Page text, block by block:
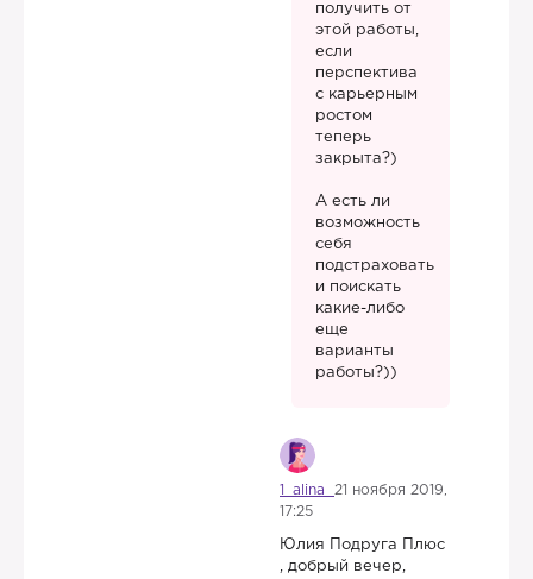
получить от
этой работы,
если
перспектива
с карьерным
ростом
теперь
закрыта?)
А есть ли
возможность
себя
подстраховать
и поискать
какие-либо
еще
варианты
работы?))
1_alina
21 ноября 2019,
17:25
Юлия Подруга Плюс
, добрый вечер,